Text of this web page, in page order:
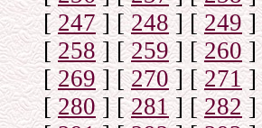
[247] [248] [249]
[258] [259] [260]
[269] [270] [271]
[280] [281] [282]